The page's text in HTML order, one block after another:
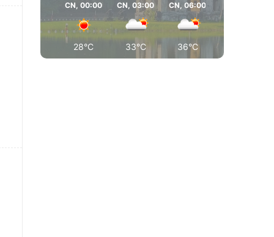
CN, 00:00
28°C
CN, 03:00
33°C
CN, 06:00
36°C